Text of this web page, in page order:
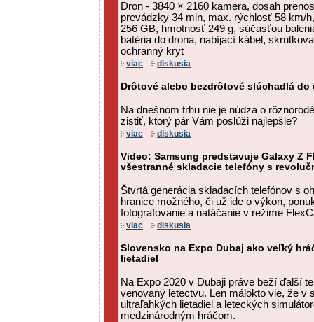
Dron - 3840 × 2160 kamera, dosah
prevádzky 34 min, max. rýchlosť 58 km/
256 GB, hmotnosť 249 g, súčasťou
batéria do drona, nabíjací kábel,
ochranný kryt
viac diskusia
Drôtové alebo bezdrôtové slúchadlá do
Na dnešnom trhu nie je núdza o
zistiť, ktorý pár Vám poslúži najlepšie?
viac diskusia
Video: Samsung predstavuje Galaxy Z
všestranné skladacie telefóny s
Štvrtá generácia skladacích telefónov s
hranice možného, či už ide o výkon,
fotografovanie a natáčanie v režime
viac diskusia
Slovensko na Expo Dubaj ako veľký
lietadiel
Na Expo 2020 v Dubaji práve beží ďalší
venovaný letectvu. Len málokto vie, že v
ultraľahkých lietadiel a leteckých
medzinárodným hráčom.